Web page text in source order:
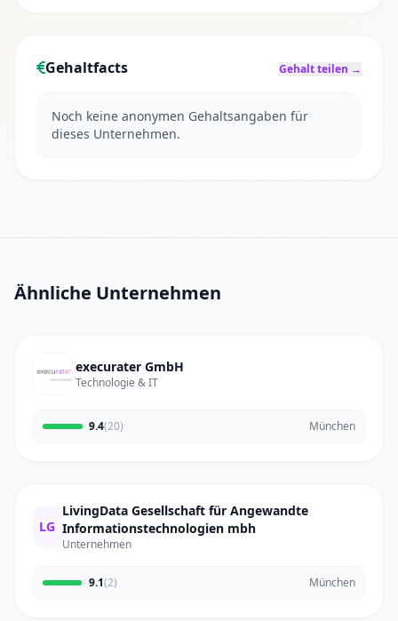
Gehaltfacts Gehalt teilen →
Noch keine anonymen Gehaltsangaben für
dieses Unternehmen.
Ähnliche Unternehmen
execurater GmbH
Technologie & IT
9.4(20) München
LG
LivingData Gesellschaft für Angewandte
Informationstechnologien mbh
Unternehmen
9.1(2) München